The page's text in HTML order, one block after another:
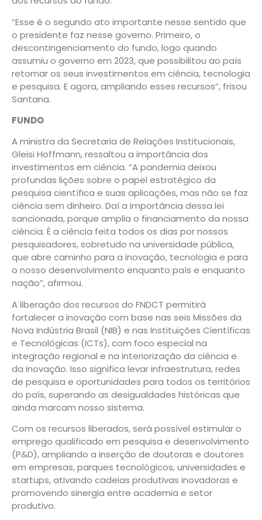
“Esse é o segundo ato importante nesse sentido que
o presidente faz nesse governo. Primeiro, o
descontingenciamento do fundo, logo quando
assumiu o governo em 2023, que possibilitou ao país
retomar os seus investimentos em ciência, tecnologia
e pesquisa. E agora, ampliando esses recursos”, frisou
Santana.
FUNDO
A ministra da Secretaria de Relações Institucionais,
Gleisi Hoffmann, ressaltou a importância dos
investimentos em ciência. “A pandemia deixou
profundas lições sobre o papel estratégico da
pesquisa científica e suas aplicações, mas não se faz
ciência sem dinheiro. Daí a importância dessa lei
sancionada, porque amplia o financiamento da nossa
ciência. É a ciência feita todos os dias por nossos
pesquisadores, sobretudo na universidade pública,
que abre caminho para a inovação, tecnologia e para
o nosso desenvolvimento enquanto país e enquanto
nação”, afirmou.
A liberação dos recursos do FNDCT permitirá
fortalecer a inovação com base nas seis Missões da
Nova Indústria Brasil (NIB) e nas Instituições Científicas
e Tecnológicas (ICTs), com foco especial na
integração regional e na interiorização da ciência e
da inovação. Isso significa levar infraestrutura, redes
de pesquisa e oportunidades para todos os territórios
do país, superando as desigualdades históricas que
ainda marcam nosso sistema.
Com os recursos liberados, será possível estimular o
emprego qualificado em pesquisa e desenvolvimento
(P&D), ampliando a inserção de doutoras e doutores
em empresas, parques tecnológicos, universidades e
startups, ativando cadeias produtivas inovadoras e
promovendo sinergia entre academia e setor
produtivo.